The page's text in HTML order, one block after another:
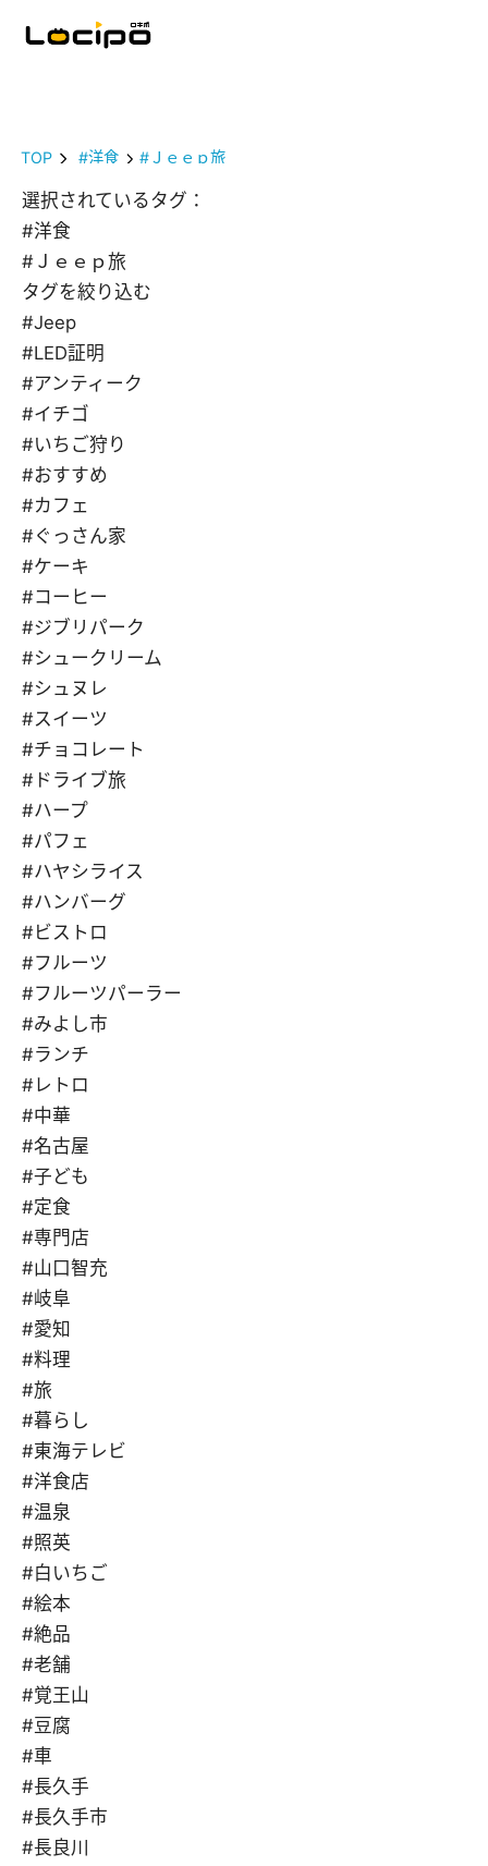
TOP #洋食 #Ｊｅｅｐ旅
選択されているタグ：
#洋食
#Ｊｅｅｐ旅
タグを絞り込む
#Jeep
#LED証明
#アンティーク
#イチゴ
#いちご狩り
#おすすめ
#カフェ
#ぐっさん家
#ケーキ
#コーヒー
#ジブリパーク
#シュークリーム
#シュヌレ
#スイーツ
#チョコレート
#ドライブ旅
#ハープ
#パフェ
#ハヤシライス
#ハンバーグ
#ビストロ
#フルーツ
#フルーツパーラー
#みよし市
#ランチ
#レトロ
#中華
#名古屋
#子ども
#定食
#専門店
#山口智充
#岐阜
#愛知
#料理
#旅
#暮らし
#東海テレビ
#洋食店
#温泉
#照英
#白いちご
#絵本
#絶品
#老舗
#覚王山
#豆腐
#車
#長久手
#長久手市
#長良川